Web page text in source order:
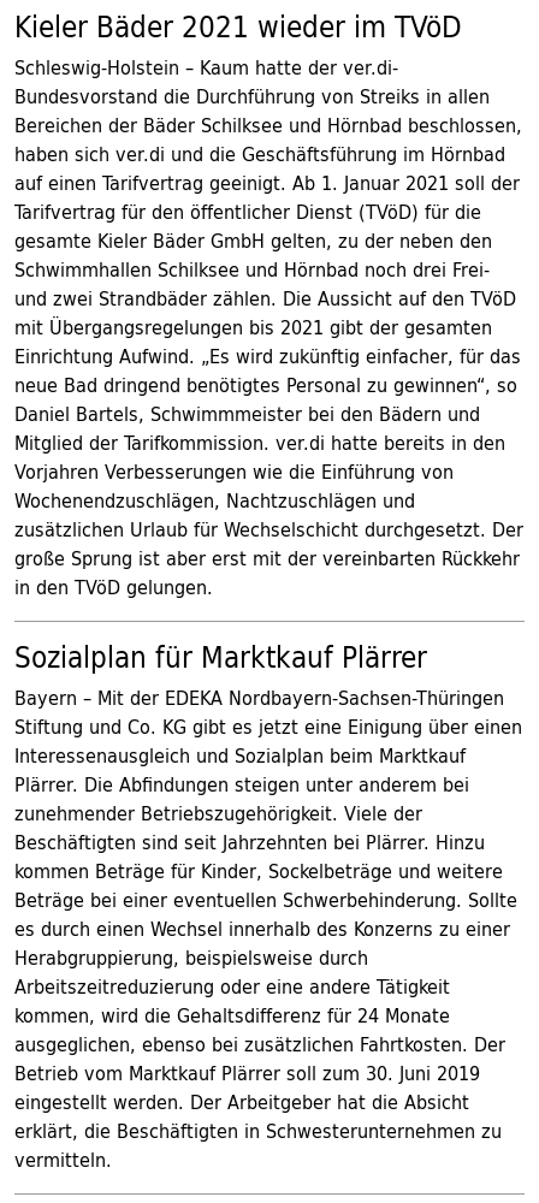
Kieler Bäder 2021 wieder im TVöD
Schleswig-Holstein – Kaum hatte der ver.di-
Bundesvorstand die Durchführung von Streiks in allen
Bereichen der Bäder Schilksee und Hörnbad beschlossen,
haben sich ver.di und die Geschäftsführung im Hörnbad
auf einen Tarifvertrag geeinigt. Ab 1. Januar 2021 soll der
Tarifvertrag für den öffentli​cher Dienst (TVöD) für die
gesamte Kieler Bäder GmbH gelten, zu der neben den
Schwimmhallen Schilksee und Hörnbad noch drei Frei-
und zwei Strandbäder zählen. Die Aussicht auf den TVöD
mit Übergangsregelungen bis 2021 gibt der gesamten
Einrichtung Aufwind. „Es wird zukünftig einfacher, für das
neue Bad dringend benötigtes Personal zu gewinnen“, so
Daniel Bartels, Schwimmmeister bei den Bädern und
Mitglied der Tarifkommission. ver.di hatte bereits in den
Vorjahren Verbesserungen wie die Einführung von
Wochenendzuschlägen, Nachtzuschlägen und
zusätzlichen Urlaub für Wechselschicht durchgesetzt. Der
große Sprung ist aber erst mit der vereinbarten Rückkehr
in den TVöD gelungen.
Sozialplan für Marktkauf Plärrer
Bayern – Mit der EDEKA Nordbayern-Sachsen-Thüringen
Stiftung und Co. KG gibt es jetzt eine Einigung über einen
Interessenausgleich und Sozialplan beim Marktkauf
Plärrer. Die Abfindungen steigen unter anderem bei
zunehmender Betriebszugehörigkeit. Viele der
Beschäftigten sind seit Jahrzehnten bei Plärrer. Hinzu
kommen Beträge für Kinder, Sockelbeträge und weitere
Beträge bei einer eventuellen Schwerbehinderung. Sollte
es durch einen Wechsel innerhalb des Konzerns zu einer
Herabgruppierung, beispielsweise durch
Arbeitszeitreduzierung oder eine andere Tätigkeit
kommen, wird die Gehaltsdifferenz für 24 Monate
ausgeglichen, ebenso bei zusätzlichen Fahrtkosten. Der
Betrieb vom Marktkauf Plärrer soll zum 30. Juni 2019
eingestellt werden. Der Arbeitgeber hat die Absicht
erklärt, die Beschäftigten in Schwesterunternehmen zu
vermitteln.